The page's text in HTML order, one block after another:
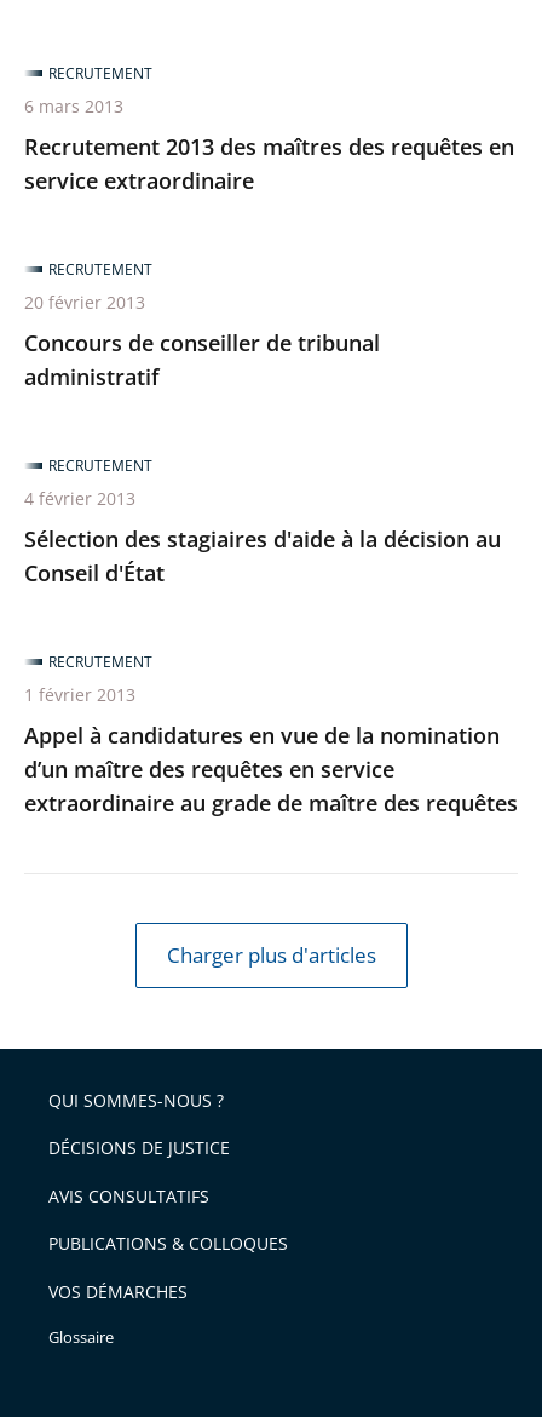
Recrutement 2013 des maîtres des requêtes en
service extraordinaire
RECRUTEMENT
6 mars 2013
Concours de conseiller de tribunal
administratif
RECRUTEMENT
20 février 2013
Sélection des stagiaires d'aide à la décision au
Conseil d'État
RECRUTEMENT
4 février 2013
Appel à candidatures en vue de la nomination
d’un maître des requêtes en service
extraordinaire au grade de maître des requêtes
RECRUTEMENT
1 février 2013
Charger plus d'articles
QUI SOMMES-NOUS ?
DÉCISIONS DE JUSTICE
AVIS CONSULTATIFS
PUBLICATIONS & COLLOQUES
VOS DÉMARCHES
Glossaire